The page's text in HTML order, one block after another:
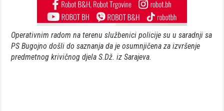
Operativnim radom na terenu službenici policije su u saradnji sa
PS Bugojno došli do saznanja da je osumnjičena za izvršenje
predmetnog krivičnog djela S.Dž. iz Sarajeva.